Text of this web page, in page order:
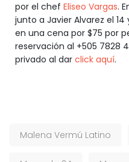
por el chef Eliseo Vargas.
junto a Javier Alvarez el
en una cena por $75 por
reservación al +505 7828
privado al dar click aquí.
Malena Vermú Latino